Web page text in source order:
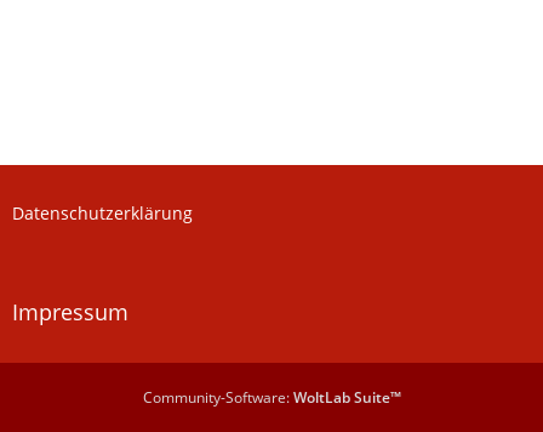
Datenschutzerklärung
Impressum
Community-Software:WoltLab Suite™